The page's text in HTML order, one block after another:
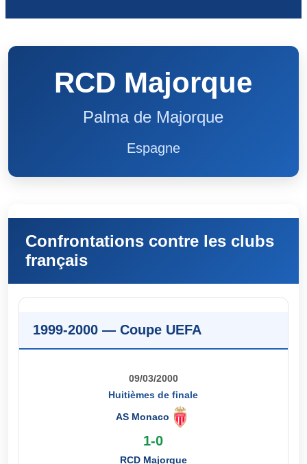
RCD Majorque
Palma de Majorque
Espagne
Confrontations contre les clubs
français
1999-2000 — Coupe UEFA
09/03/2000
Huitièmes de finale
AS Monaco
1-0
RCD Majorque